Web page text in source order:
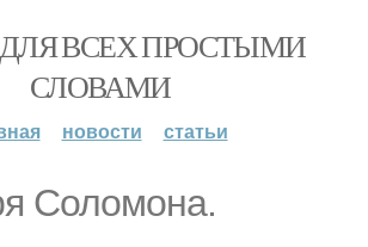
ВСЕХ ПРОСТЫМИ
СЛОВАМИ
новости статьи
Соломона.